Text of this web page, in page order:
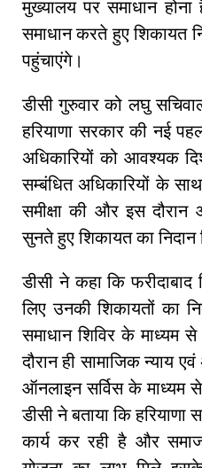
मुख्यालय पर समाधान होना
समाधान करते हुए शिकायत
पहुंचाएंगे।
डीसी गुरुवार को लघु
हरियाणा सरकार की नई
अधिकारियों को आवश्यक
सम्बंधित अधिकारियों के
समीक्षा की और इस
सुनते हुए शिकायत का निदान
डीसी ने कहा कि
लिए उनकी शिकायतों का
समाधान शिविर के माध्यम
दौरान ही सामाजिक न्याय
ऑनलाइन सर्विस के माध्यम
डीसी ने बताया कि हरियाणा
कार्य कर रही है और